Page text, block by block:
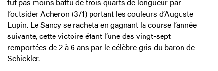
fut pas moins battu de trois quarts de longueur par
l’outsider Acheron (3/1) portant les couleurs d’Auguste
Lupin. Le Sancy se racheta en gagnant la course l’année
suivante, cette victoire étant l’une des vingt-sept
remportées de 2 à 6 ans par le célèbre gris du baron de
Schickler.